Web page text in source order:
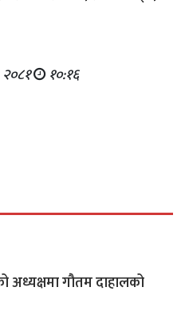
२०८१ १०:१६
अध्यक्षमा गौतम दाहालको